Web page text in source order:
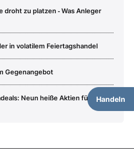
Handeln
droht zu platzen ‑ Was Anleger
in volatilem Feiertagshandel
Gegenangebot
Neun heiße Aktien fürs